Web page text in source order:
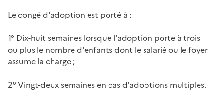
Le congé d'adoption est porté à :
1° Dix-huit semaines lorsque l'adoption porte à trois
ou plus le nombre d'enfants dont le salarié ou le foyer
assume la charge ;
2° Vingt-deux semaines en cas d'adoptions multiples.